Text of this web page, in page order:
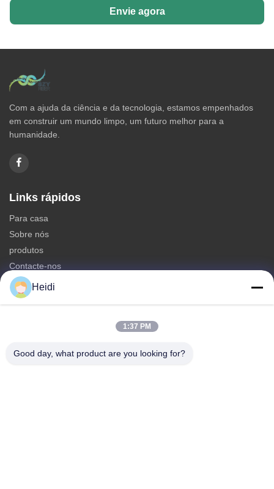
Envie agora
Com a ajuda da ciência e da tecnologia, estamos empenhados
em construir um mundo limpo, um futuro melhor para a
humanidade.
Links rápidos
Para casa
Sobre nós
produtos
Contacte-nos
Categoria
Fibras de poliéster resistentes ao fogo
Heidi
1:37 PM
Good day, what product are you looking for?